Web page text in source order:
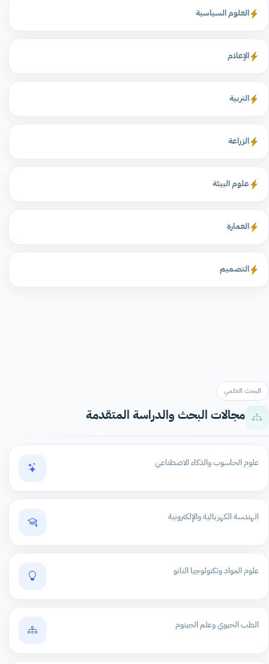
العلوم السياسية
الإعلام
التربية
الزراعة
علوم البيئة
العمارة
التصميم
البحث العلمي
مجالات البحث والدراسة المتقدمة
علوم الحاسوب والذكاء الاصطناعي
الهندسة الكهربائية والإلكترونية
علوم المواد وتكنولوجيا النانو
الطب الحيوي وعلم الجينوم